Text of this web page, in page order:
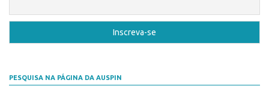
PESQUISA NA PÁGINA DA AUSPIN